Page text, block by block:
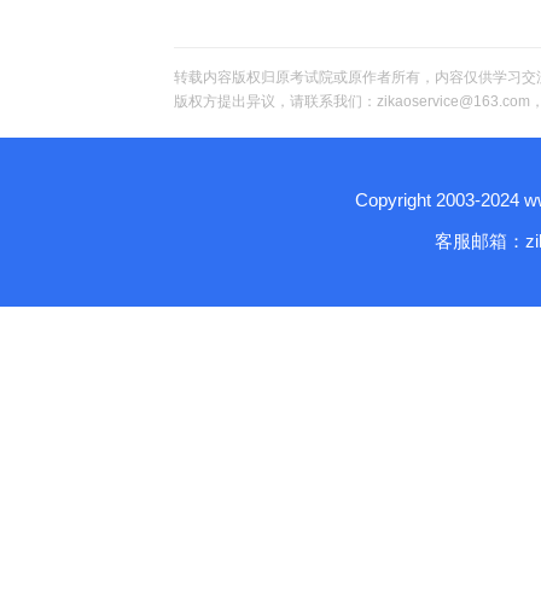
转载内容版权归原考试院或原作者所有，内容仅供学习
版权方提出异议，请联系我们：zikaoservice@163.com
Copyright 2003-2024
客服邮箱：